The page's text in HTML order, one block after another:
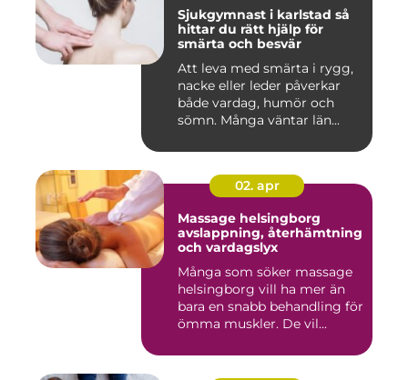
Sjukgymnast i karlstad så
hittar du rätt hjälp för
smärta och besvär
Att leva med smärta i rygg,
nacke eller leder påverkar
både vardag, humör och
sömn. Många väntar län...
02. apr
Massage helsingborg
avslappning, återhämtning
och vardagslyx
Många som söker massage
helsingborg vill ha mer än
bara en snabb behandling för
ömma muskler. De vil...